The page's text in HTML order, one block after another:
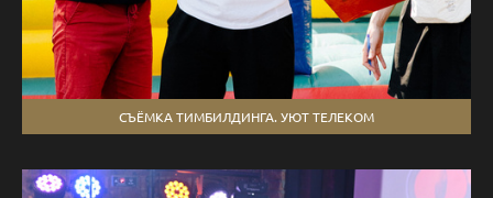
СЪЁМКА ТИМБИЛДИНГА. УЮТ ТЕЛЕКОМ